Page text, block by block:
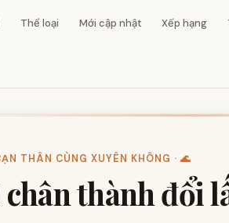
Thể loại Mới cập nhật Xếp hạng
THÂN CÙNG XUYÊN KHÔNG · 🌊
thành đổi